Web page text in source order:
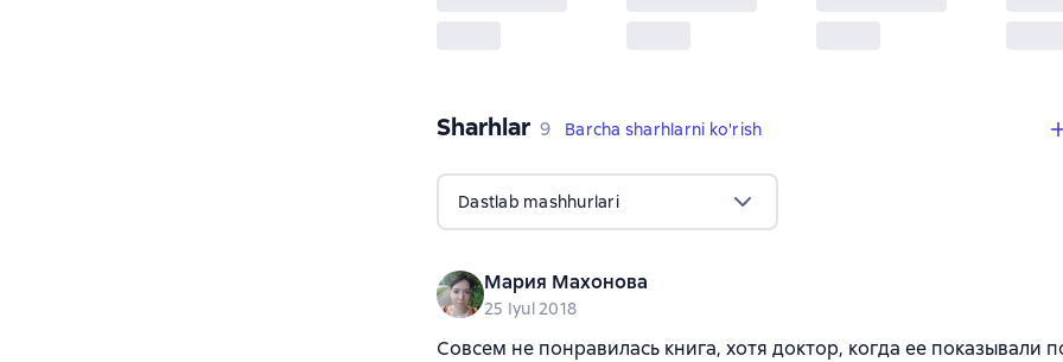
Sharhlar 9 sharhlar
9 Barcha sharhlarni ko'rish
Dastlab mashhurlari
Мария Махонова
25 Iyul 2018
Совсем не понравилась книга, хотя доктор, когда ее показывали